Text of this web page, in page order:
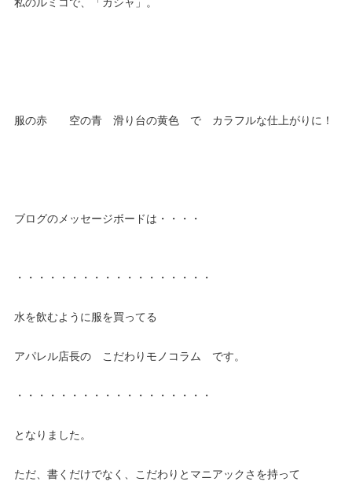
服の赤 空の青 滑り台の黄色 で カラフルな仕上がりに！
ブログのメッセージボードは・・・・
・・・・・・・・・・・・・・・・・・
水を飲むように服を買ってる
アパレル店長の こだわりモノコラム です。
・・・・・・・・・・・・・・・・・・
となりました。
ただ、書くだけでなく、こだわりとマニアックさを持って